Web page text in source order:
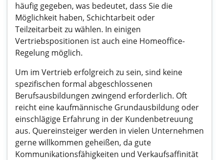
häufig gegeben, was bedeutet, dass Sie die
Möglichkeit haben, Schichtarbeit oder
Teilzeitarbeit zu wählen. In einigen
Vertriebspositionen ist auch eine Homeoffice-
Regelung möglich.
Um im Vertrieb erfolgreich zu sein, sind keine
spezifischen formal abgeschlossenen
Berufsausbildungen zwingend erforderlich. Oft
reicht eine kaufmännische Grundausbildung oder
einschlägige Erfahrung in der Kundenbetreuung
aus. Quereinsteiger werden in vielen Unternehmen
gerne willkommen geheißen, da gute
Kommunikationsfähigkeiten und Verkaufsaffinität